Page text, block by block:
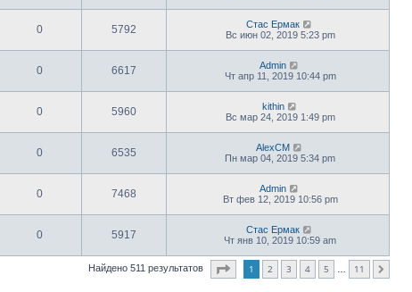
0 5792
Стас Ермак
Вс июн 02, 2019 5:23 pm
0 6617
Admin
Чт апр 11, 2019 10:44 pm
0 5960
kithin
Вс мар 24, 2019 1:49 pm
0 6535
AlexCM
Пн мар 04, 2019 5:34 pm
0 7468
Admin
Вт фев 12, 2019 10:56 pm
0 5917
Стас Ермак
Чт янв 10, 2019 10:59 am
Найдено 511 результатов Страница из11
1 2 3 4 5 11